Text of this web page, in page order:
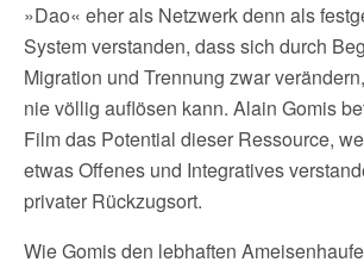
»Dao« eher als Netzwerk denn als
System verstanden, dass sich durch
Migration und Trennung zwar
nie völlig auflösen kann. Alain Gomis
Film das Potential dieser Ressource,
etwas Offenes und Integratives
privater Rückzugsort.
Wie Gomis den lebhaften